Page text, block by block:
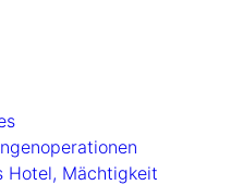
Hotel, Mächtigkeit